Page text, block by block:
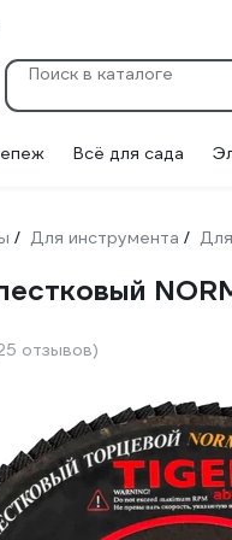
Всё для сада
/ Для инструмента /
отзывов)